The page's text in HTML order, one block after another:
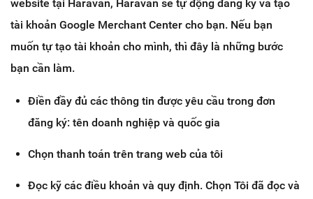
website tại Haravan, Haravan sẽ tự động đăng ký và tạo
tài khoản Google Merchant Center cho bạn. Nếu bạn
muốn tự tạo tài khoản cho mình, thì đây là những bước
bạn cần làm.
Điền đầy đủ các thông tin được yêu cầu trong đơn
đăng ký: tên doanh nghiệp và quốc gia
Chọn thanh toán trên trang web của tôi
Đọc kỹ các điều khoản và quy định. Chọn Tôi đã đọc và